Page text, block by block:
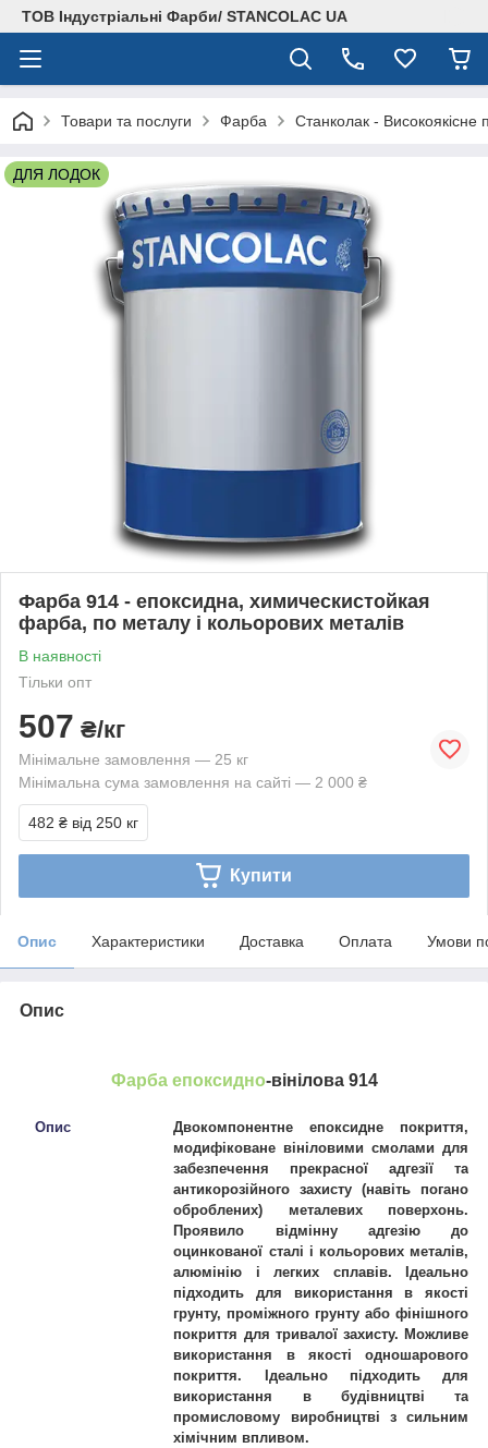
ТОВ Індустріальні Фарби/ STANCOLAC UA
Товари та послуги Фарба Станколак - Високоякісне
ДЛЯ ЛОДОК
Фарба 914 - епоксидна, химическистойкая
фарба, по металу і кольорових металів
В наявності
Тільки опт
507 ₴/кг
Мінімальне замовлення — 25 кг
Мінімальна сума замовлення на сайті — 2 000 ₴
482 ₴ від 250 кг
Купити
Опис Характеристики Доставка Оплата Умови
Опис
Фарба епоксидно-вінілова 914
Опис
Двокомпонентне епоксидне покриття,
модифіковане вініловими смолами для
забезпечення прекрасної адгезії та
антикорозійного захисту (навіть погано
оброблених) металевих поверхонь.
Проявило відмінну адгезію до
оцинкованої сталі і кольорових металів,
алюмінію і легких сплавів. Ідеально
підходить для використання в якості
грунту, проміжного грунту або фінішного
покриття для тривалої захисту. Можливе
використання в якості одношарового
покриття. Ідеально підходить для
використання в будівництві та
промисловому виробництві з сильним
хімічним впливом.